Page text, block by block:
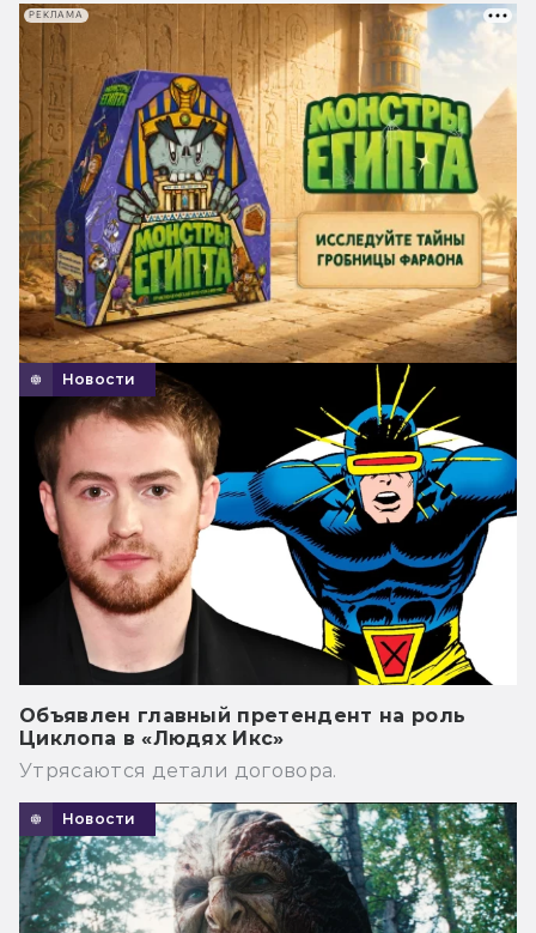
Новости
Объявлен главный претендент на роль
Циклопа в «Людях Икс»
Утрясаются детали договора.
Новости
РЕКЛАМА